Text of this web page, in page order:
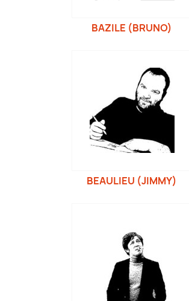
BAZILE (BRUNO)
BEAULIEU (JIMMY)